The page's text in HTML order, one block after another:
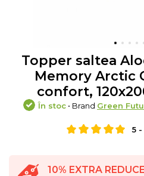
Topper saltea
Memory Arctic
confort,
În stoc • Brand Green
5-
10% EXTRA